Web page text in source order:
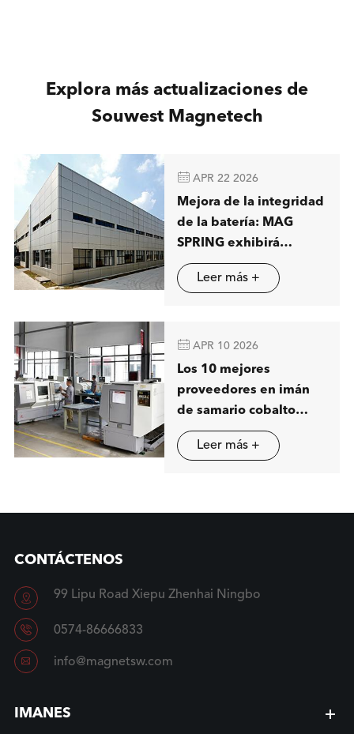
Explora más actualizaciones de
Souwest Magnetech
 APR 22 2026
Mejora de la integridad
de la batería: MAG
SPRING exhibirá
soluciones avanzadas
de separación
Leer más +
 APR 10 2026
Los 10 mejores
proveedores en imán
de samario cobalto
(SmCo) en China
Leer más +
CONTÁCTENOS
 99 Lipu Road Xiepu Zhenhai Ningbo
 0574-86666833
 info@magnetsw.com
IMANES